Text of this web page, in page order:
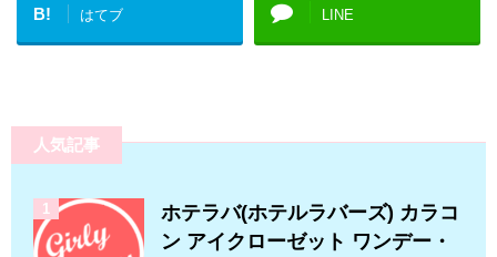
B! はてブ LINE
人気記事
1
ホテラバ(ホテルラバーズ) カラコ
ン アイクローゼット ワンデー・